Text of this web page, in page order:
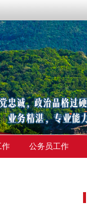
作 公务员工作